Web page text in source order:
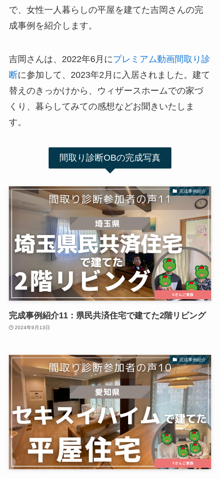
で、女性一人暮らしの平屋を建てた吉岡さんの完
成事例を紹介します。
吉岡さんは、2022年6月にプレミアム動画間取り診
断に参加して、2023年2月に入居されました。建て
替えのきっかけから、ウィザースホームでの家づ
くり、暮らしてみての感想などお聞きいたしま
す。
間取り診断OBの完成写真
完成事例紹介
完成事例紹介11：県民共済住宅で建てた2階リビング
2024年9月13日
完成事例紹介